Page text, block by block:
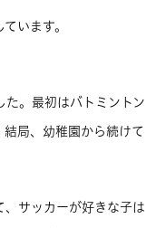
います。
た。最初はバトミントン
局、幼稚園から続けて
、サッカーが好きな子は